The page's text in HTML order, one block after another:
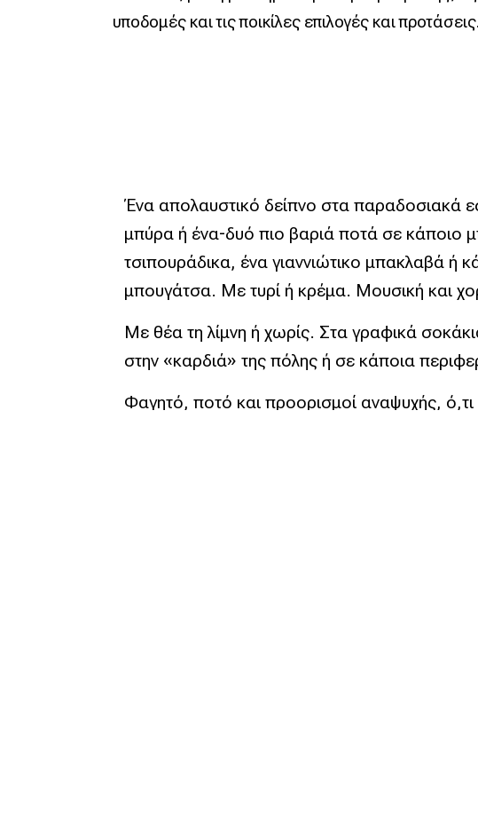
υποδομές και τις ποικίλες επιλογές και προτάσεις.
Ένα απολαυστικό δείπνο στα παραδοσιακά
μπύρα ή ένα-δυό πιο βαριά ποτά σε κάποιο
τσιπουράδικα, ένα γιαννιώτικο μπακλαβά ή
μπουγάτσα. Με τυρί ή κρέμα. Μουσική και
Με θέα τη λίμνη ή χωρίς. Στα γραφικά
στην «καρδιά» της πόλης ή σε κάποια
Φαγητό, ποτό και προορισμοί αναψυχής,